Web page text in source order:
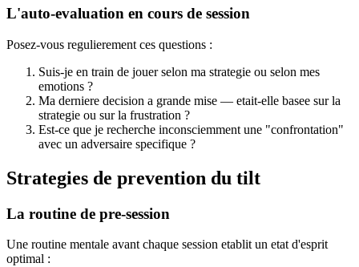
L'auto-evaluation en cours de session
Posez-vous regulierement ces questions :
Suis-je en train de jouer selon ma strategie ou selon mes
emotions ?
Ma derniere decision a grande mise — etait-elle basee sur la
strategie ou sur la frustration ?
Est-ce que je recherche inconsciemment une "confrontation"
avec un adversaire specifique ?
Strategies de prevention du tilt
La routine de pre-session
Une routine mentale avant chaque session etablit un etat d'esprit
optimal :